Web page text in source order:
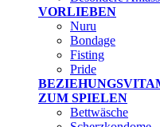
VORLIEBEN
Nuru
Bondage
Fisting
Pride
ZUM SPIELEN
Bettwäsche